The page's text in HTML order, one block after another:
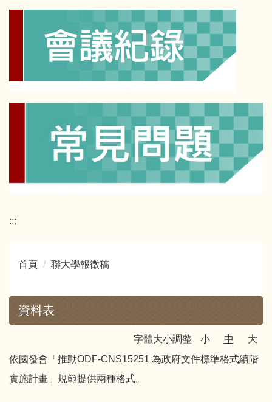
:::
首頁 聯大學報徵稿
資料表
字體大小調整 小 中
大
依國發會「推動ODF-CNS15251 為政府文件標準格式續階
實施計畫」規範提供兩種格式。